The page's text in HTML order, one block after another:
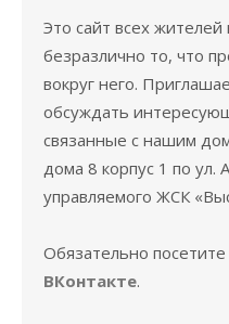
Это сайт всех
безразлично то, что
вокруг него.
обсуждать
связанные с нашим
дома 8 корпус 1 по ул.
управляемого ЖСК
Обязательно
ВКонтакте.